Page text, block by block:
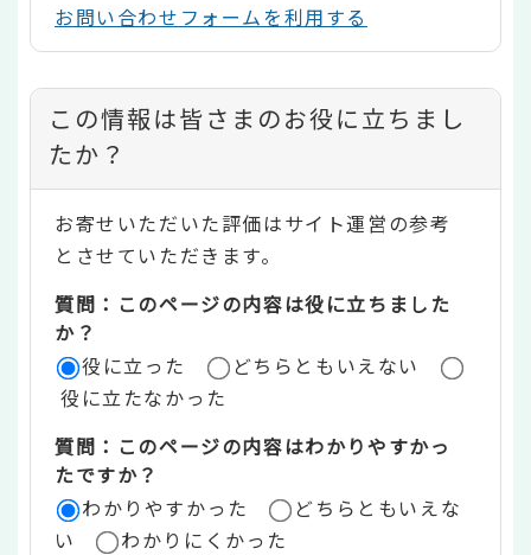
お問い合わせフォームを利用する
コ
ン
テ
ン
ツ
評
価
リ
ア
この情報は皆さまのお役に立ちまし
たか？
お寄せいただいた評価はサイト運営の参考
とさせていただきます。
質問：このページの内容は役に立ちました
か？
役に立った
どちらともいえない
役に立たなかった
質問：このページの内容はわかりやすかっ
たですか？
わかりやすかった
どちらともいえな
い
わかりにくかった